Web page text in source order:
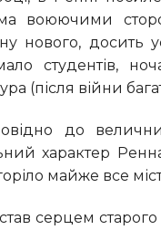
воюючими
нового, досить
студентів,
(після війни
характер
майже все